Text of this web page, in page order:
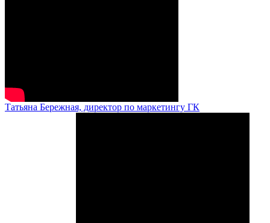
Татьяна Бережная, директор по маркетингу ГК